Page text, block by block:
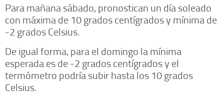
Para mañana sábado, pronostican un día soleado
con máxima de 10 grados centígrados y mínima de
-2 grados Celsius.
De igual forma, para el domingo la mínima
esperada es de -2 grados centígrados y el
termómetro podría subir hasta los 10 grados
Celsius.